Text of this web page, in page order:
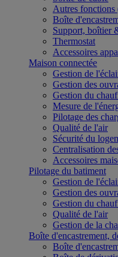
Autres fonctions
Boîte
Support, boîtier
Thermostat
Accessoires
Maison connectée
Gestion de
Gestion des
Gestion du
Mesure de
Pilotage des
Qualité de l'air
Sécurité du
Centralisation
Accessoires
Pilotage du batiment
Gestion de
Gestion des
Gestion du
Qualité de l'air
Gestion de la
Boîte d'encastrement,
Boîte